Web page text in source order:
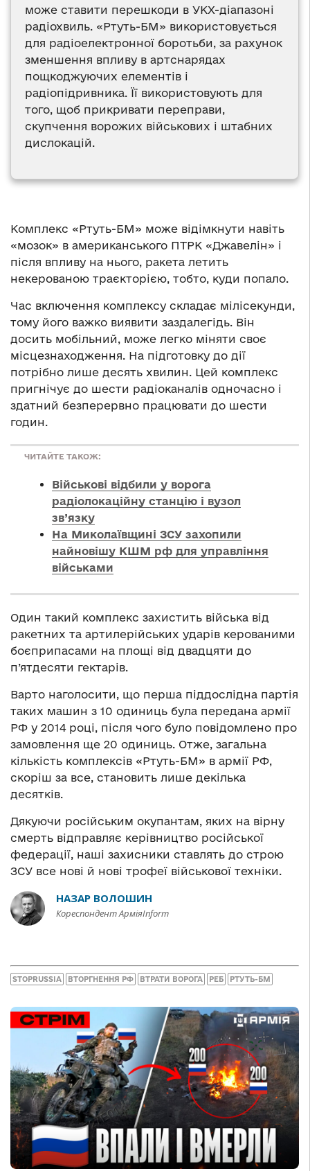
може ставити перешкоди в УКХ-діапазоні
радіохвиль. «Ртуть-БМ» використовується
для радіоелектронної боротьби, за рахунок
зменшення впливу в артснарядах
пощкоджуючих елементів і
радіопідривника. Її використовують для
того, щоб прикривати переправи,
скупчення ворожих військових і штабних
дислокацій.
Комплекс «Ртуть-БМ» може відімкнути навіть
«мозок» в американського ПТРК «Джавелін» і
після впливу на нього, ракета летить
некерованою траєкторією, тобто, куди попало.
Час включення комплексу складає мілісекунди,
тому його важко виявити заздалегідь. Він
досить мобільний, може легко міняти своє
місцезнаходження. На підготовку до дії
потрібно лише десять хвилин. Цей комплекс
пригнічує до шести радіоканалів одночасно і
здатний безперервно працювати до шести
годин.
ЧИТАЙТЕ ТАКОЖ:
Військові відбили у ворога
радіолокаційну станцію і вузол
зв’язку
На Миколаївщині ЗСУ захопили
найновішу КШМ рф для управління
військами
Один такий комплекс захистить війська від
ракетних та артилерійських ударів керованими
боєприпасами на площі від двадцяти до
п’ятдесяти гектарів.
Варто наголосити, що перша піддослідна партія
таких машин з 10 одиниць була передана армії
РФ у 2014 році, після чого було повідомлено про
замовлення ще 20 одиниць. Отже, загальна
кількість комплексів «Ртуть-БМ» в армії РФ,
скоріш за все, становить лише декілька
десятків.
Дякуючи російським окупантам, яких на вірну
смерть відправляє керівництво російської
федерації, наші захисники ставлять до строю
ЗСУ все нові й нові трофеї військової техніки.
НАЗАР ВОЛОШИН
Кореспондент АрміяInform
STOPRUSSIA ВТОРГНЕННЯ РФ ВТРАТИ ВОРОГА РЕБ РТУТЬ-БМ